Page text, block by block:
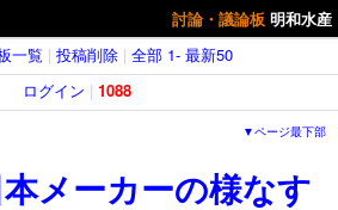
討論・議論板 明和水産
一覧 | 投稿削除 | 全部 1- 最新50
ログイン | 1088
▼ページ最下部
メーカーの様なす